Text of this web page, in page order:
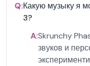
Q:Какую музыку я
3?
A:Skrunchy
звуков и